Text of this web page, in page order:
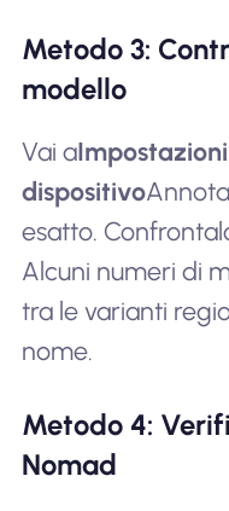
Metodo 3:
modello
Vai a
dispositivo
esatto.
Alcuni numeri di
tra le varianti
nome.
Metodo 4:
Nomad